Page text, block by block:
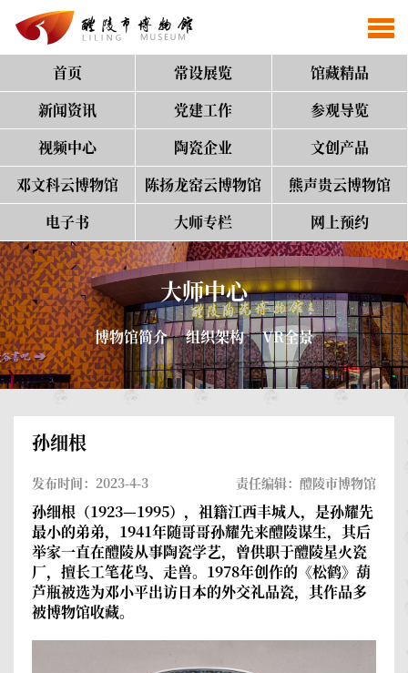
首页 常设展览
馆藏精品
新闻资讯
党建工作
参观导览
视频中心
陶瓷企业
文创产品
邓文科云博物馆
陈扬龙窑云博物馆
熊声贵云博物馆
电子书
大师专栏 网上预约
大师中心
博物馆简介 组织架构 VR全景
孙细根
发布时间：2023-4-3 责任编辑：醴陵市博物馆
孙细根（1923—1995），祖籍江西丰城人，是孙耀先
最小的弟弟，1941年随哥哥孙耀先来醴陵谋生，其后
举家一直在醴陵从事陶瓷学艺，曾供职于醴陵星火瓷
厂，擅长工笔花鸟、走兽。1978年创作的《松鹤》葫
芦瓶被选为邓小平出访日本的外交礼品瓷，其作品多
被博物馆收藏。